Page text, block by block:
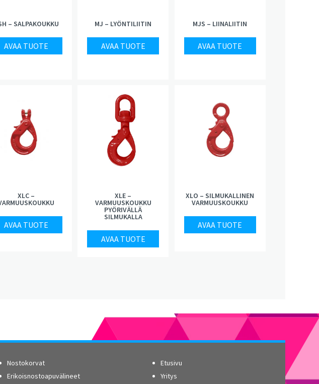
– SALPAKOUKKU
AVAA TUOTE
XLC –
AVAA TUOTE
MJ – LYÖNTILIITIN
AVAA TUOTE
XLE –
VARMUUSKOUKKU
PYÖRIVÄLLÄ
SILMUKALLA
AVAA TUOTE
MJS – LIINALIITIN
AVAA TUOTE
XLO – SILMUKALLINEN
VARMUUSKOUKKU
AVAA TUOTE
Nostokorvat
Erikoisnostoapuvälineet
Etusivu
Yritys